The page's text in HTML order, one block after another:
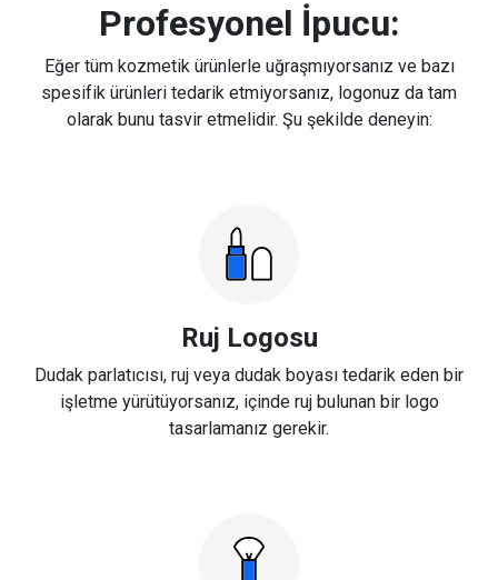
Profesyonel İpucu:
Eğer tüm kozmetik ürünlerle uğraşmıyorsanız ve bazı
spesifik ürünleri tedarik etmiyorsanız, logonuz da tam
olarak bunu tasvir etmelidir. Şu şekilde deneyin:
Ruj Logosu
Dudak parlatıcısı, ruj veya dudak boyası tedarik eden bir
işletme yürütüyorsanız, içinde ruj bulunan bir logo
tasarlamanız gerekir.